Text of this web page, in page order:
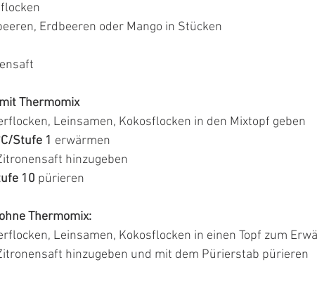
Erdbeeren oder Mango in Stücken
Thermomix
Leinsamen, Kokosflocken in den Mixtopf geben
Stufe 1 erwärmen
hinzugeben
10 pürieren
Thermomix:
Leinsamen, Kokosflocken in einen Topf zum
hinzugeben und mit dem Pürierstab pürieren